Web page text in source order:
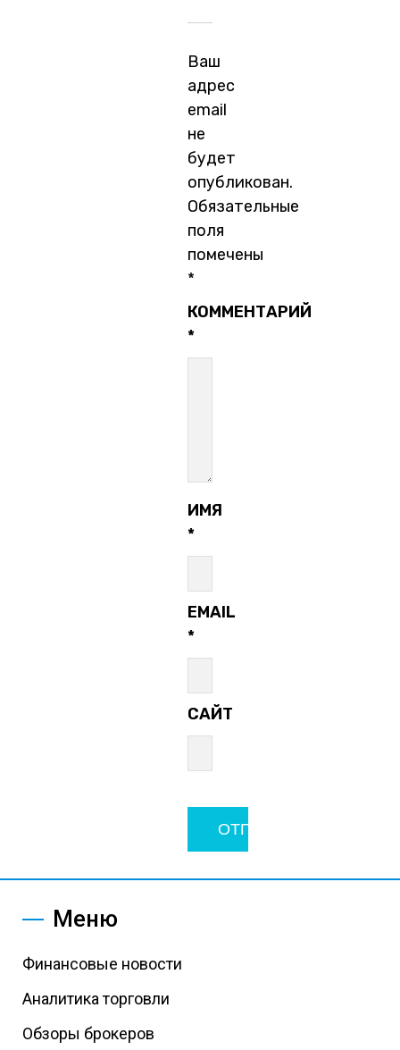
Ваш
адрес
email
не
будет
опубликован.
Обязательные
поля
помечены
*
КОММЕНТАРИЙ
*
ИМЯ
*
EMAIL
*
САЙТ
Меню
Финансовые новости
Аналитика торговли
Обзоры брокеров